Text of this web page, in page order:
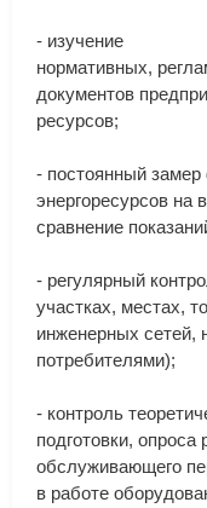
- изучение
нормативных,
документов
ресурсов;
- постоянный замер
энергоресурсов на
сравнение
- регулярный
участках, местах,
инженерных сетей,
потребителями);
- контроль
подготовки, опроса
обслуживающего
в работе